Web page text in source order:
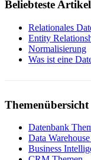
Beliebteste Artikel
Relationales
Entity
Normalisierung
Was ist eine
Themenübersicht
Datenbank
Data
Business